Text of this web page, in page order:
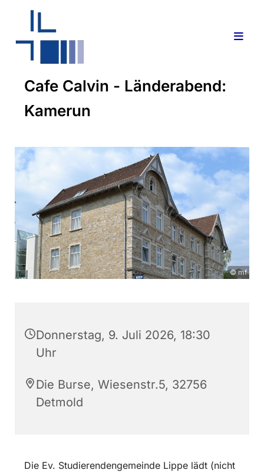
Cafe Calvin - Länderabend:
Kamerun
© mf
Donnerstag, 9. Juli 2026, 18:30
Uhr
Die Burse, Wiesenstr.5, 32756
Detmold
Die Ev. Studierendengemeinde Lippe lädt (nicht